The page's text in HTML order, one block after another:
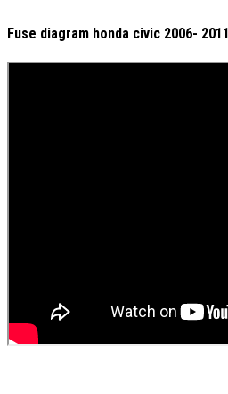
Fuse diagram honda civic 2006- 2011